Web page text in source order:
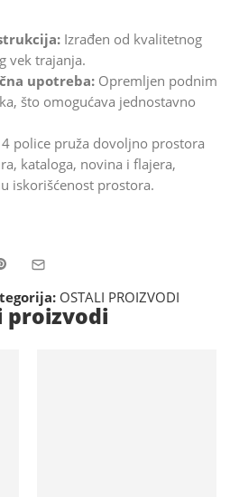
Izrađen od kvalitetnog
vek trajanja.
upotreba: Opremljen podnim
što omogućava jednostavno
4 police pruža dovoljno prostora
kataloga, novina i flajera,
iskorišćenost prostora.
OSTALI PROIZVODI
proizvodi